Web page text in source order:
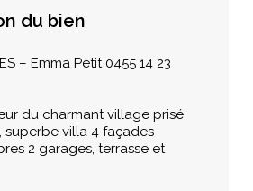
du bien
– Emma Petit 0455 14 23
du charmant village prisé
superbe villa 4 façades
2 garages, terrasse et